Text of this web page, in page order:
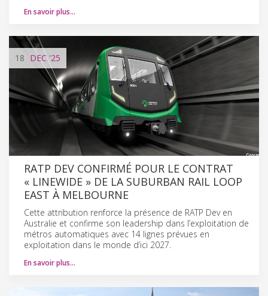
En savoir plus…
18 DEC'25
RATP DEV CONFIRMÉ POUR LE CONTRAT
« LINEWIDE » DE LA SUBURBAN RAIL LOOP
EAST À MELBOURNE
Cette attribution renforce la présence de RATP Dev en
Australie et confirme son leadership dans l’exploitation de
métros automatiques avec 14 lignes prévues en
exploitation dans le monde d’ici 2027.
En savoir plus…